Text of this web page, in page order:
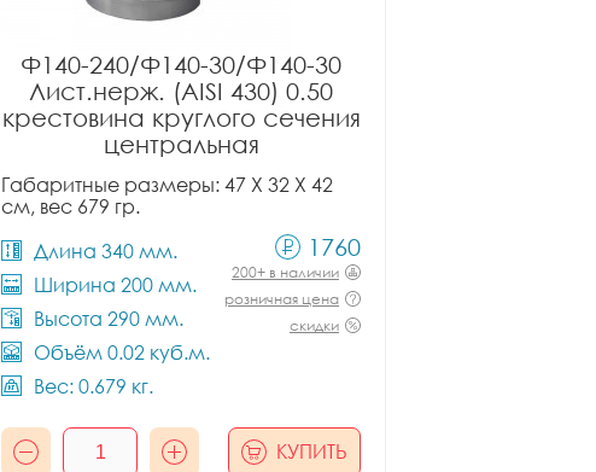
Ф140-240/Ф140-30/Ф140-30
Лист.нерж. (AISI 430) 0.50
крестовина круглого сечения
центральная
Габаритные размеры: 47 X 32 X 42
см, вес 679 гр.
Длина 340 мм.
Ширина 200 мм.
Высота 290 мм.
Объём 0.02 куб.м.
Вес: 0.679 кг.
1760
200+ в наличии
розничная цена
скидки
КУПИТЬ